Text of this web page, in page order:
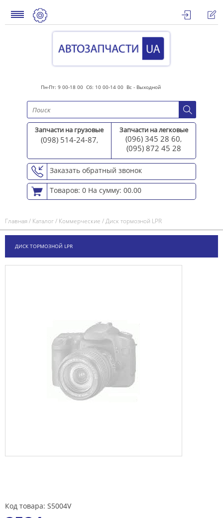
Пн-Пт: 9 00-18 00 Сб: 10 00-14 00 Вс - Выходной
Запчасти на грузовые
(098) 514-24-87,
Запчасти на легковые
(096) 345 28 60,
(095) 872 45 28
Заказать обратный звонок
Товаров: 0 На сумму: 00.00
Главная/ Каталог/ Коммерческие /Диск тормозной LPR
ДИСК ТОРМОЗНОЙ LPR
Код товара: S5004V